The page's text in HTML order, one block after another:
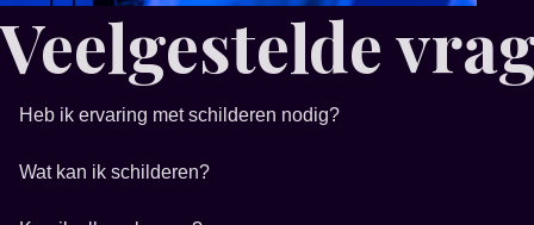
Veelgestelde
Heb ik ervaring met schilderen nodig?
Wat kan ik schilderen?